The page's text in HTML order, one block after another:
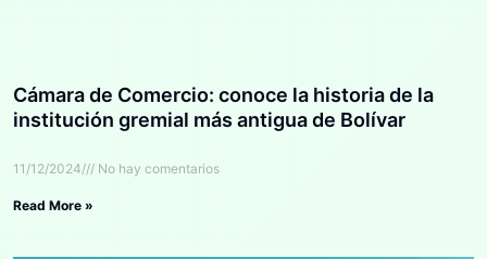
Cámara de Comercio: conoce la historia de la
institución gremial más antigua de Bolívar
11/12/2024 No hay comentarios
Read More »